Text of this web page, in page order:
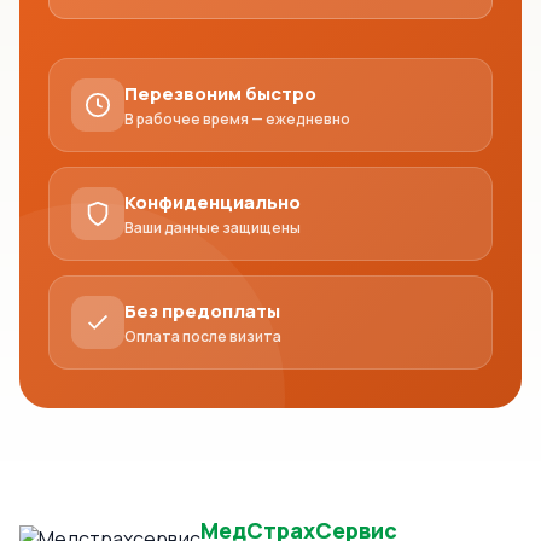
Перезвоним быстро
В рабочее время — ежедневно
Конфиденциально
Ваши данные защищены
Без предоплаты
Оплата после визита
МедСтрахСервис